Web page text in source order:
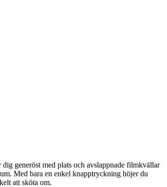
generöst med plats och avslappnade filmkvällar
Med bara en enkel knapptryckning höjer du
att sköta om.